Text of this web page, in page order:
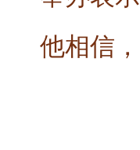
他相信